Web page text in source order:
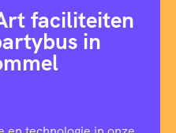
faciliteiten
in